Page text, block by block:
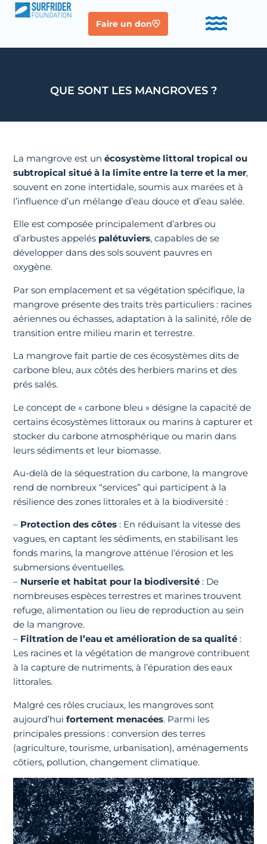
Faire un don
QUE SONT LES MANGROVES ?
La mangrove est unécosystème littoral tropical ou
subtropical situé à la limite entre la terre et la mer,
souvent en zone intertidale, soumis aux marées et à
l’influence d’un mélange d’eau douce et d’eau salée.
Elle est composée principalement d’arbres ou
d’arbustes appelés palétuviers, capables de se
développer dans des sols souvent pauvres en
oxygène.
Par son emplacement et sa végétation spécifique, la
mangrove présente des traits très particuliers : racines
aériennes ou échasses, adaptation à la salinité, rôle de
transition entre milieu marin et terrestre.
La mangrove fait partie de ces écosystèmes dits de
carbone bleu, aux côtés des herbiers marins et des
prés salés.
Le concept de « carbone bleu » désigne la capacité de
certains écosystèmes littoraux ou marins à capturer et
stocker du carbone atmosphérique ou marin dans
leurs sédiments et leur biomasse.
Au-delà de la séquestration du carbone, la mangrove
rend de nombreux “services” qui participent à la
résilience des zones littorales et à la biodiversité :
– Protection des côtes : En réduisant la vitesse des
vagues, en captant les sédiments, en stabilisant les
fonds marins, la mangrove atténue l’érosion et les
submersions éventuelles.
– Nurserie et habitat pour la biodiversité : De
nombreuses espèces terrestres et marines trouvent
refuge, alimentation ou lieu de reproduction au sein
de la mangrove.
– Filtration de l’eau et amélioration de sa qualité :
Les racines et la végétation de mangrove contribuent
à la capture de nutriments, à l’épuration des eaux
littorales.
Malgré ces rôles cruciaux, les mangroves sont
aujourd’huifortement menacées. Parmi les
principales pressions : conversion des terres
(agriculture, tourisme, urbanisation), aménagements
côtiers, pollution, changement climatique.